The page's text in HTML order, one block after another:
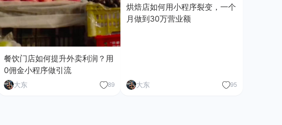
餐饮门店如何提升外卖利润？用
0佣金小程序做引流
大东 89
烘焙店如何用小程序裂变，一个
月做到30万营业额
大东 95